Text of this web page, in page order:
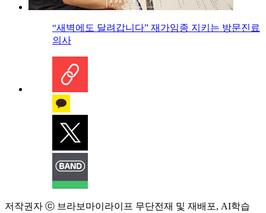
“새벽에도 달려갑니다” 재가임종 지키는 방문진료
의사
저작권자 ⓒ 브라보마이라이프 무단전재 및 재배포, AI학습